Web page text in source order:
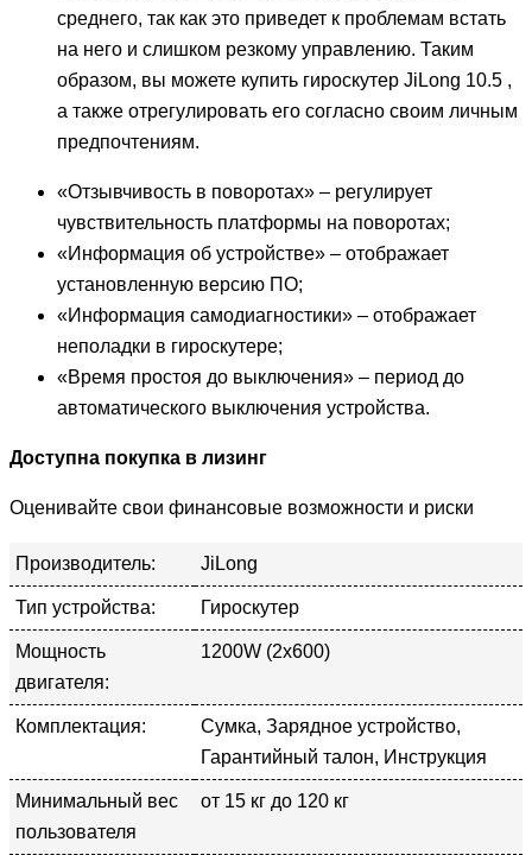
среднего, так как это приведет к проблемам встать
на него и слишком резкому управлению. Таким
образом, вы можете купить гироскутер JiLong 10.5 ,
а также отрегулировать его согласно своим личным
предпочтениям.
«Отзывчивость в поворотах» – регулирует
чувствительность платформы на поворотах;
«Информация об устройстве» – отображает
установленную версию ПО;
«Информация самодиагностики» – отображает
неполадки в гироскутере;
«Время простоя до выключения» – период до
автоматического выключения устройства.
Доступна покупка в лизинг
Оценивайте свои финансовые возможности и риски
Производитель: JiLong
Тип устройства: Гироскутер
Мощность
двигателя:
1200W (2х600)
Комплектация:
Сумка, Зарядное устройство,
Гарантийный талон, Инструкция
Минимальный вес
пользователя
от 15 кг до 120 кг